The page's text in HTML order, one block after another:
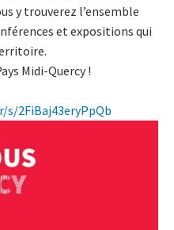
y trouverez l’ensemble
et expositions qui
Midi-Quercy !
2FiBaj43eryPpQb